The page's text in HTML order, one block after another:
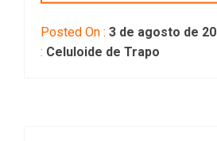
Posted On : 3 de agosto de
: Celuloide de Trapo